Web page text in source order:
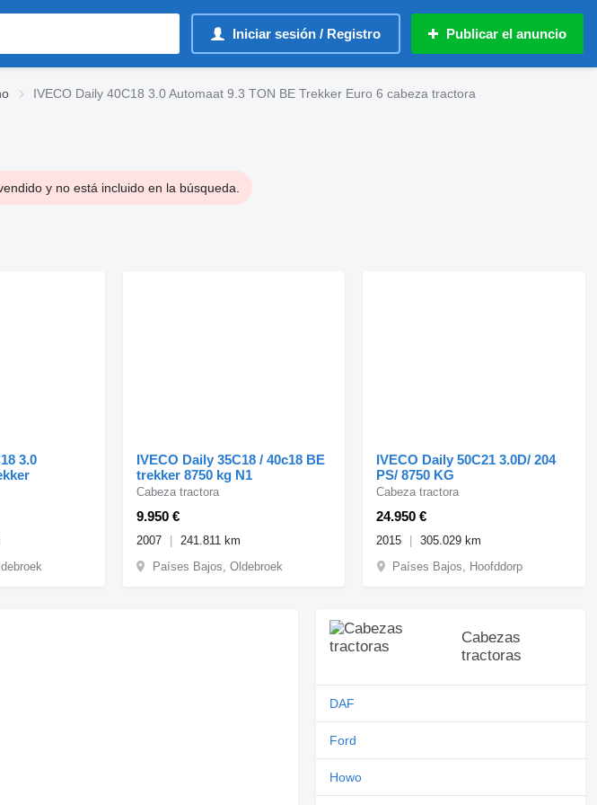
Iniciar sesión / Registro Publicar el anuncio
IVECO Daily 40C18 3.0 Automaat 9.3 TON BE Trekker Euro 6 cabeza tractora
y no está incluido en la búsqueda.
3.0
IVECO Daily 35C18 / 40c18 BE
trekker 8750 kg N1
9.950 €
Cabeza tractora
2007
241.811 km
Países Bajos, Oldebroek
IVECO Daily 50C21 3.0D/ 204
PS/ 8750 KG
24.950 €
Cabeza tractora
2015
305.029 km
Países Bajos, Hoofddorp
Cabezas
tractoras
DAF
Ford
Howo